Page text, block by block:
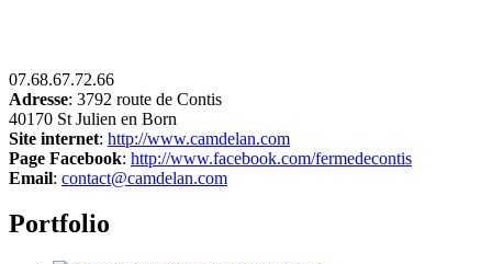
07.68.67.72.66
Adresse: 3792 route de Contis
40170 St Julien en Born
Site internet: http://www.camdelan.com
Page Facebook: http://www.facebook.com/fermedecontis
Email: contact@camdelan.com
Portfolio